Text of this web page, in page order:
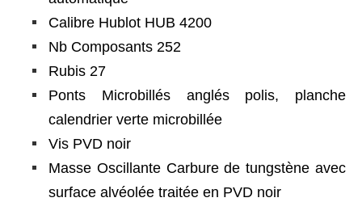
Calibre Hublot HUB 4200
Nb Composants 252
Rubis 27
Ponts Microbillés anglés polis, planche
calendrier verte microbillée
Vis PVD noir
Masse Oscillante Carbure de tungstène avec
surface alvéolée traitée en PVD noir